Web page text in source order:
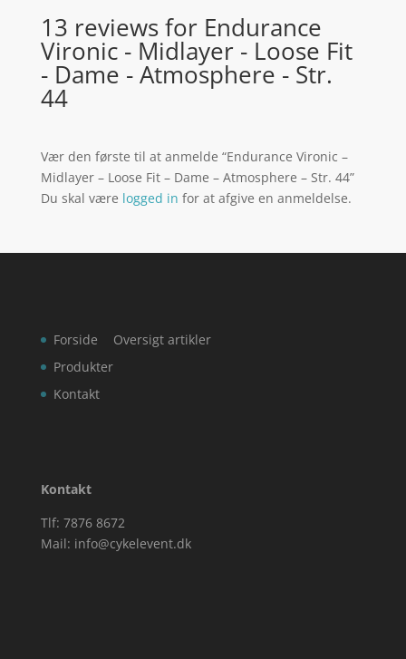
13 reviews for Endurance
Vironic - Midlayer - Loose Fit
- Dame - Atmosphere - Str.
44
Vær den første til at anmelde “Endurance Vironic –
Midlayer – Loose Fit – Dame – Atmosphere – Str. 44”
Du skal være logged in for at afgive en anmeldelse.
Forside
Produkter
Kontakt
Oversigt artikler
Kontakt
Tlf: 7876 8672
Mail: info@cykelevent.dk